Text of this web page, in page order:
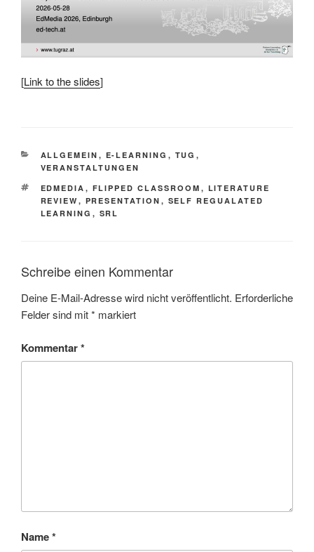
[Link to the slides]
KATEGORIEN
ALLGEMEIN , E-LEARNING , TUG ,
VERANSTALTUNGEN
SCHLAGWÖRTER
EDMEDIA , FLIPPED CLASSROOM , LITERATURE
REVIEW , PRESENTATION , SELF REGUALATED
LEARNING , SRL
Schreibe einen Kommentar
Deine E-Mail-Adresse wird nicht veröffentlicht. Erforderliche
Felder sind mit* markiert
Kommentar*
Name*